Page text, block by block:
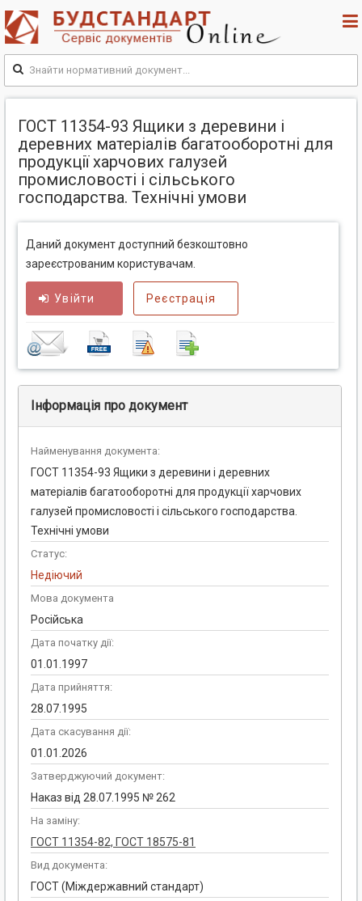
ГОСТ 11354-93 Ящики з деревини і
деревних матеріалів багатооборотні для
продукції харчових галузей
промисловості і сільського
господарства. Технічні умови
Даний документ доступний безкоштовно
зареєстрованим користувачам.
Увійти Реєстрація
Інформація про документ
Найменування документа:
ГОСТ 11354-93 Ящики з деревини і деревних
матеріалів багатооборотні для продукції харчових
галузей промисловості і сільського господарства.
Технічні умови
Статус:
Недіючий
Мова документа
Російська
Дата початку дії:
01.01.1997
Дата прийняття:
28.07.1995
Дата скасування дії:
01.01.2026
Затверджуючий документ:
Наказ від 28.07.1995 № 262
На заміну:
ГОСТ 11354-82, ГОСТ 18575-81
Вид документа:
ГОСТ (Міждержавний стандарт)